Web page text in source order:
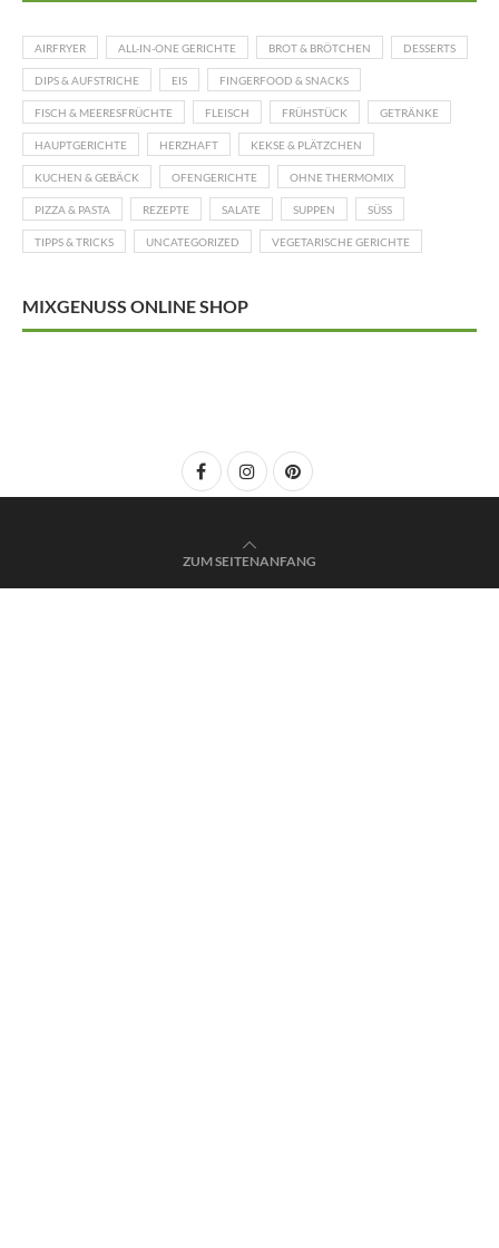
AIRFRYER ALL-IN-ONE GERICHTE BROT & BRÖTCHEN DESSERTS
DIPS & AUFSTRICHE EIS FINGERFOOD & SNACKS
FISCH & MEERESFRÜCHTE FLEISCH FRÜHSTÜCK GETRÄNKE
HAUPTGERICHTE HERZHAFT KEKSE & PLÄTZCHEN
KUCHEN & GEBÄCK OFENGERICHTE OHNE THERMOMIX
PIZZA & PASTA REZEPTE SALATE SUPPEN SÜSS
TIPPS & TRICKS UNCATEGORIZED VEGETARISCHE GERICHTE
MIXGENUSS ONLINE SHOP
ZUM SEITENANFANG